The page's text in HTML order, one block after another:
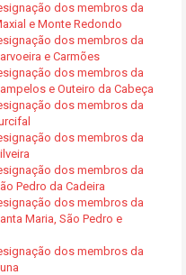
dos membros da
e Monte Redondo
dos membros da
e Carmões
dos membros da
e Outeiro da Cabeça
dos membros da
dos membros da
dos membros da
Pedro da Cadeira
dos membros da
Maria, São Pedro e
dos membros da